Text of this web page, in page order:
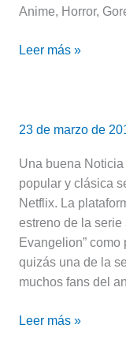
Anime, Horror,
Shibai
Temporada
Leer más »
23 de marzo de
Una buena
popular y clásica
Netflix. La
estreno de la serie
Evangelion”
quizás una de la
muchos fans del
¡Netflix
estreno
de
la
serie
y
de
2
Leer más »